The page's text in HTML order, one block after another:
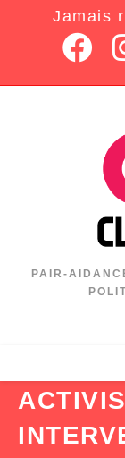
Jamais
PAIR-